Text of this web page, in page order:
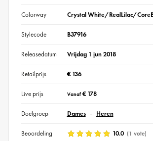
Colorway Crystal White/RealLilac/
Stylecode B37916
Releasedatum Vrijdag 1 jun 2018
Retailprijs € 136
Live prijs Vanaf€ 178
Doelgroep Dames Heren
Beoordeling 10.0 (1 vote)